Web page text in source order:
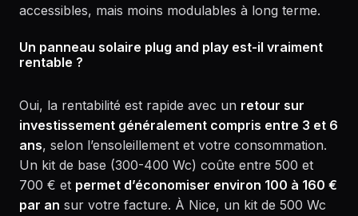
accessibles, mais moins modulables à long terme.
Un panneau solaire plug and play est-il vraiment
rentable ?
Oui, la rentabilité est rapide avec un retour sur
investissement généralement compris entre 3 et 6
ans, selon l’ensoleillement et votre consommation.
Un kit de base (300-400 Wc) coûte entre 500 et
700 € et permet d’économiser environ 100 à 160 €
par an sur votre facture. À Nice, un kit de 500 Wc